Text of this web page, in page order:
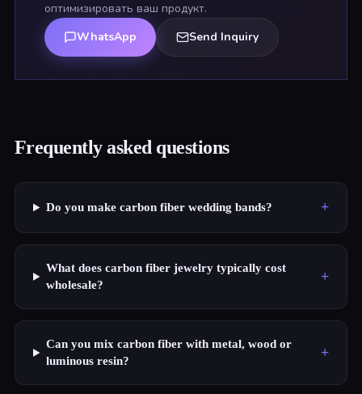
оптимизировать ваш продукт.
WhatsApp
Send Inquiry
Frequently asked questions
Do you make carbon fiber wedding bands? +
What does carbon fiber jewelry typically cost
wholesale?
+
Can you mix carbon fiber with metal, wood or
luminous resin?
+